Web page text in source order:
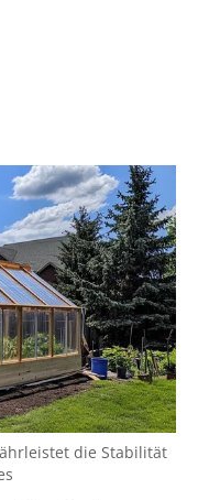
die Stabilität